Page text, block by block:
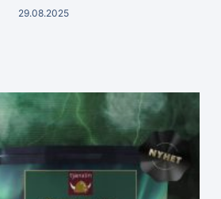
29.08.2025